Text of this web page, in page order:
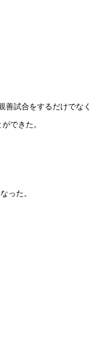
善試合をするだけでなく
できた。
った。